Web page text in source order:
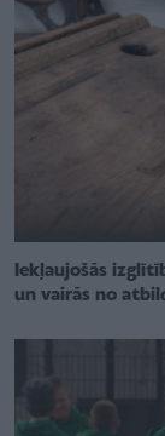
Iekļaujošās
un vairās no